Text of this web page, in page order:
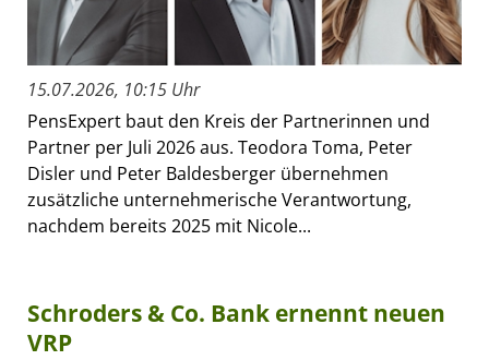
15.07.2026, 10:15 Uhr
PensExpert baut den Kreis der Partnerinnen und
Partner per Juli 2026 aus. Teodora Toma, Peter
Disler und Peter Baldesberger übernehmen
zusätzliche unternehmerische Verantwortung,
nachdem bereits 2025 mit Nicole...
Schroders & Co. Bank ernennt neuen
VRP